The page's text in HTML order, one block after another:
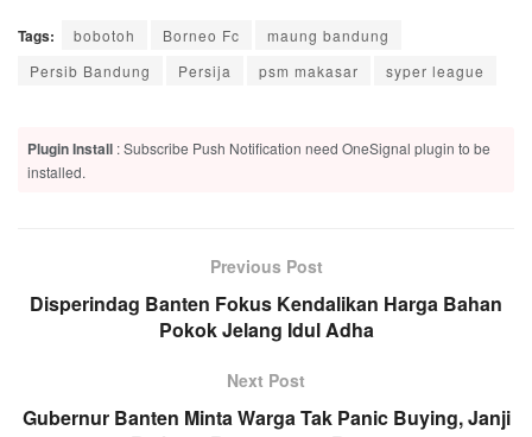
Tags: bobotoh Borneo Fc
maung bandung
Persib Bandung
Persija psm makasar syper league
Plugin Install : Subscribe Push Notification need OneSignal plugin to be
installed.
Previous Post
Disperindag Banten Fokus Kendalikan Harga Bahan
Pokok Jelang Idul Adha
Next Post
Gubernur Banten Minta Warga Tak Panic Buying, Janji